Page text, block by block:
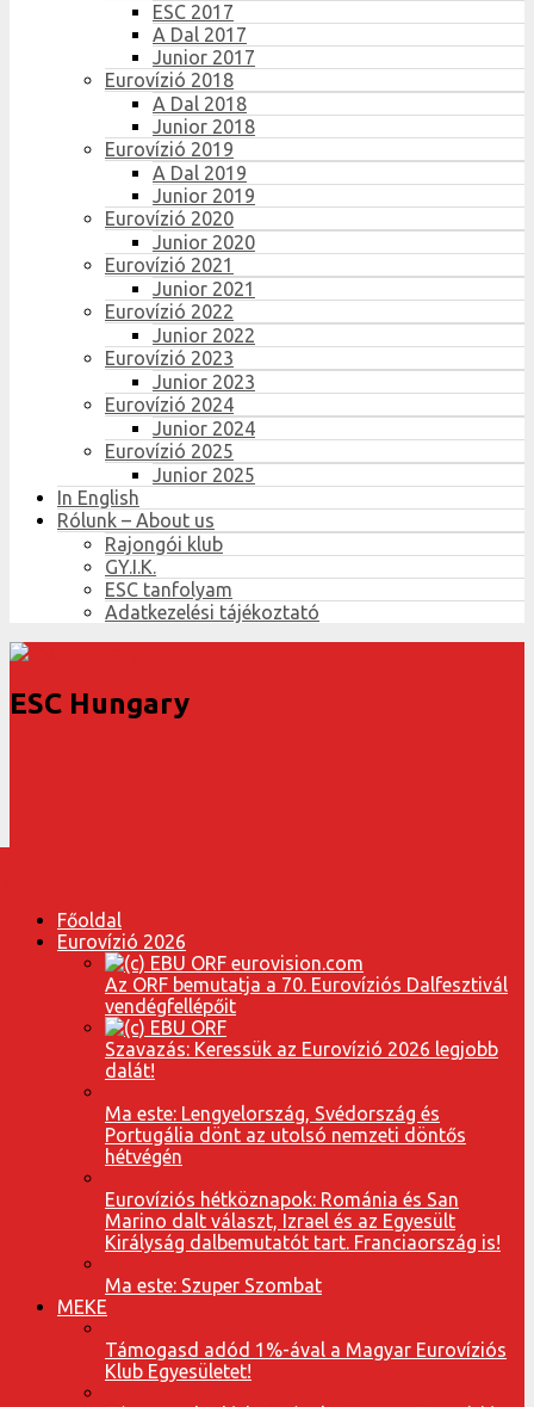
ESC 2017
A Dal 2017
Junior 2017
Eurovízió 2018
A Dal 2018
Junior 2018
Eurovízió 2019
A Dal 2019
Junior 2019
Eurovízió 2020
Junior 2020
Eurovízió 2021
Junior 2021
Eurovízió 2022
Junior 2022
Eurovízió 2023
Junior 2023
Eurovízió 2024
Junior 2024
Eurovízió 2025
Junior 2025
In English
Rólunk – About us
Rajongói klub
GY.I.K.
ESC tanfolyam
Adatkezelési tájékoztató
ESC Hungary
Főoldal
Eurovízió 2026
Az ORF bemutatja a 70. Eurovíziós Dalfesztivál
vendégfellépőit
Szavazás: Keressük az Eurovízió 2026 legjobb
dalát!
Ma este: Lengyelország, Svédország és
Portugália dönt az utolsó nemzeti döntős
hétvégén
Eurovíziós hétköznapok: Románia és San
Marino dalt választ, Izrael és az Egyesült
Királyság dalbemutatót tart. Franciaország is!
Ma este: Szuper Szombat
MEKE
Támogasd adód 1%-ával a Magyar Eurovíziós
Klub Egyesületet!